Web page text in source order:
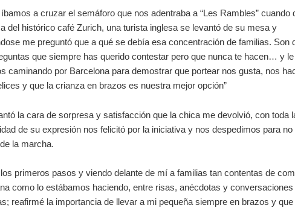
a cruzar el semáforo que nos adentraba a “Les Rambles” cuando
del histórico café Zurich, una turista inglesa se levantó de su mesa y
me preguntó que a qué se debía esa concentración de familias. Son
que siempre has querido contestar pero que nunca te hacen… y le
caminando por Barcelona para demostrar que portear nos gusta, nos
y que la crianza en brazos es nuestra mejor opción”
la cara de sorpresa y satisfacción que la chica me devolvió, con toda
de su expresión nos felicitó por la iniciativa y nos despedimos para no
la marcha.
primeros pasos y viendo delante de mí a familias tan contentas de
como lo estábamos haciendo, entre risas, anécdotas y conversaciones
reafirmé la importancia de llevar a mi pequeña siempre en brazos y que